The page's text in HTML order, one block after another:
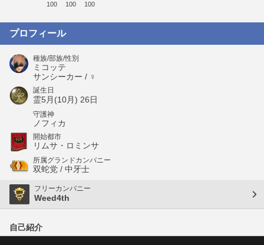
100 100 100
プロフィール
種族/部族/性別
ミコッテ
サンシーカー / ♀
誕生日
霊5月(10月) 26日
守護神
ノフィカ
開始都市
リムサ・ロミンサ
所属グランドカンパニー
双蛇党 / 中牙士
フリーカンパニー
Weed4th
自己紹介